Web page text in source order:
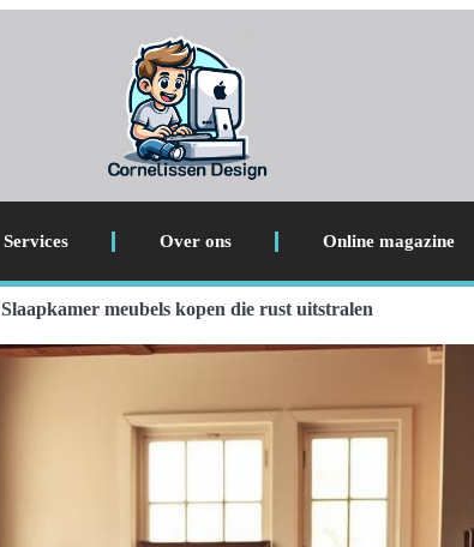
Services Over ons Online magazine
Slaapkamer meubels kopen die rust uitstralen